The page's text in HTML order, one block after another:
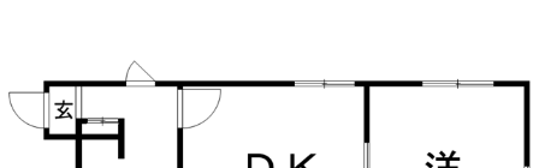
保証人不要
高級賃貸